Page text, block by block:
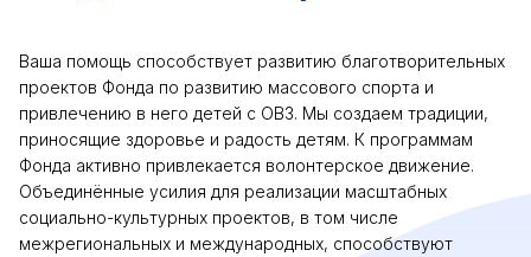
Ваша помощь способствует развитию благотворительных
проектов Фонда по развитию массового спорта и
привлечению в него детей с ОВЗ. Мы создаем традиции,
приносящие здоровье и радость детям. К программам
Фонда активно привлекается волонтерское движение.
Объединённые усилия для реализации масштабных
социально-культурных проектов, в том числе
межрегиональных и международных, способствуют